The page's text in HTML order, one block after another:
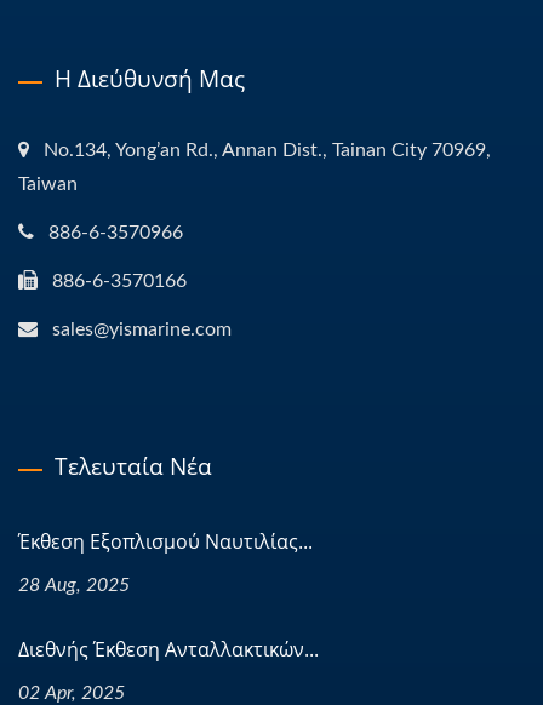
Η Διεύθυνσή Μας
No.134, Yong’an Rd., Annan Dist., Tainan City 70969,
Taiwan
886-6-3570966
886-6-3570166
sales@yismarine.com
Τελευταία Νέα
Έκθεση Εξοπλισμού Ναυτιλίας...
28 Aug, 2025
Διεθνής Έκθεση Ανταλλακτικών...
02 Apr, 2025